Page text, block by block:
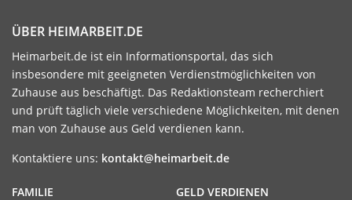
ÜBER HEIMARBEIT.DE
Heimarbeit.de ist ein Informationsportal, das sich
insbesondere mit geeigneten Verdienstmöglichkeiten von
Zuhause aus beschäftigt. Das Redaktionsteam recherchiert
und prüft täglich viele verschiedene Möglichkeiten, mit denen
man von Zuhause aus Geld verdienen kann.
Kontaktiere uns: kontakt@heimarbeit.de
GELD VERDIENEN
FAMILIE